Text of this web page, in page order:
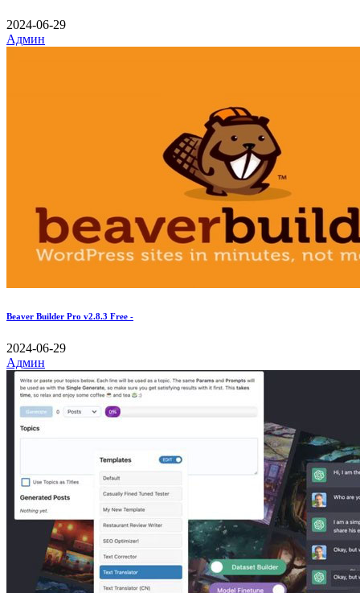
2024-06-29
Админ
Beaver Builder Pro v2.8.3 Free -
2024-06-29
Админ